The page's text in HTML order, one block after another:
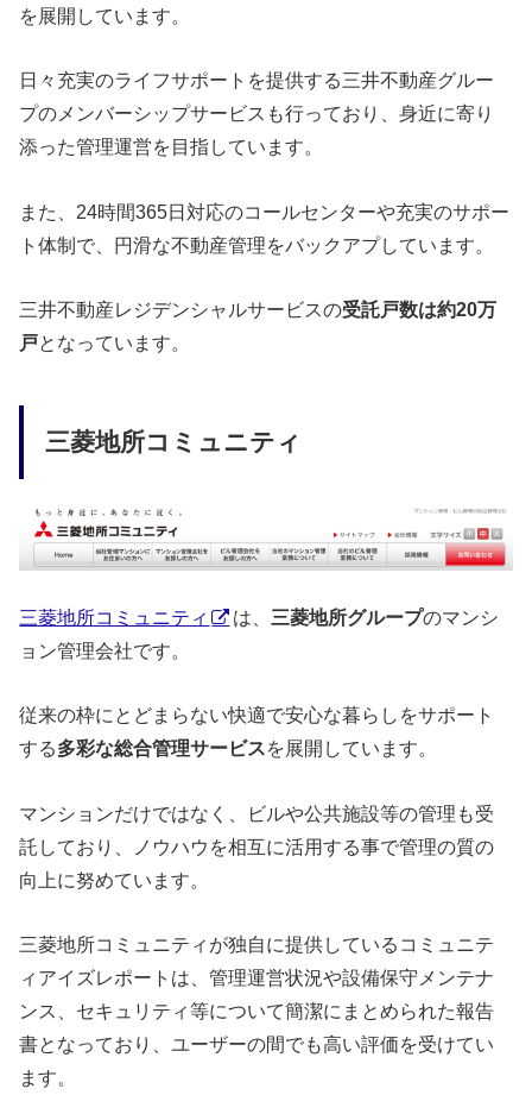
を展開しています。
日々充実のライフサポートを提供する三井不動産グルー
プのメンバーシップサービスも行っており、身近に寄り
添った管理運営を目指しています。
また、24時間365日対応のコールセンターや充実のサポー
ト体制で、円滑な不動産管理をバックアプしています。
三井不動産レジデンシャルサービスの受託戸数は約20万
戸となっています。
三菱地所コミュニティ
三菱地所コミュニティ は、 三菱地所グループのマンシ
ョン管理会社です。
従来の枠にとどまらない快適で安心な暮らしをサポート
する多彩な総合管理サービスを展開しています。
マンションだけではなく、ビルや公共施設等の管理も受
託しており、ノウハウを相互に活用する事で管理の質の
向上に努めています。
三菱地所コミュニティが独自に提供しているコミュニテ
ィアイズレポートは、管理運営状況や設備保守メンテナ
ンス、セキュリティ等について簡潔にまとめられた報告
書となっており、ユーザーの間でも高い評価を受けてい
ます。